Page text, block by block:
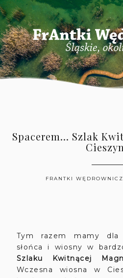
Spacerem... Szlak
FRANTKI
Tym razem mamy dla
słońca i wiosny w
Szlaku Kwitnącej
Wczesna wiosna w